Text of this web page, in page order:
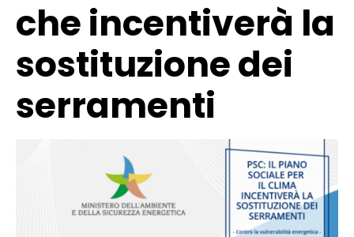
che incentiverà la
sostituzione dei
serramenti